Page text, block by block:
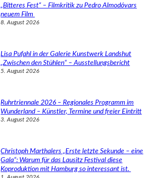
„Bitteres Fest“ – Filmkritik zu Pedro Almodóvars
neuem Film
8. August 2026
Lisa Pufahl in der Galerie Kunstwerk Landshut
„Zwischen den Stühlen“ – Ausstellungsbericht
5. August 2026
Ruhrtriennale 2026 – Regionales Programm im
Wunderland – Künstler, Termine und freier Eintritt
3. August 2026
Christoph Marthalers „Erste letzte Sekunde – eine
Gala“: Warum für das Lausitz Festival diese
Koproduktion mit Hamburg so interessant ist.